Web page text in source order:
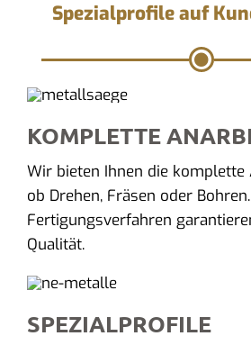
Spezialprofile auf
KOMPLETTE
Wir bieten Ihnen die komplette
ob Drehen, Fräsen oder
Fertigungsverfahren
Qualität.
SPEZIALPROFILE